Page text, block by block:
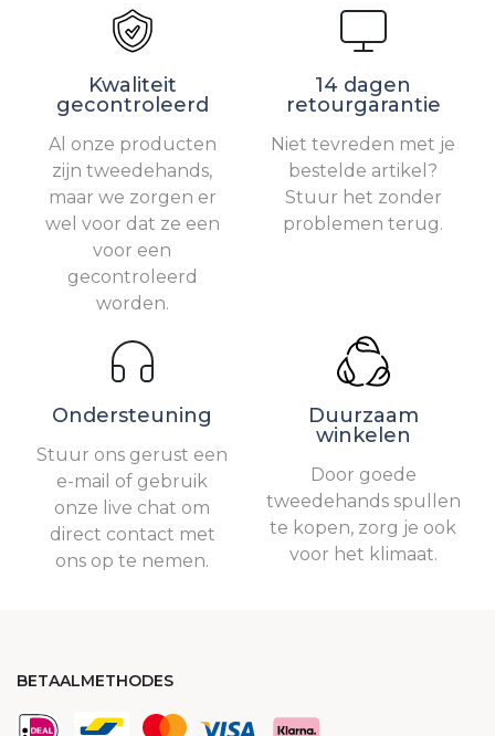
Kwaliteit
gecontroleerd
Al onze producten
zijn tweedehands,
maar we zorgen er
wel voor dat ze een
voor een
gecontroleerd
worden.
14 dagen
retourgarantie
Niet tevreden met je
bestelde artikel?
Stuur het zonder
problemen terug.
Ondersteuning
Stuur ons gerust een
e-mail of gebruik
onze live chat om
direct contact met
ons op te nemen.
Duurzaam
winkelen
Door goede
tweedehands spullen
te kopen, zorg je ook
voor het klimaat.
BETAALMETHODES